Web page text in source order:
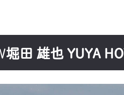
堀田 雄也 YUYA